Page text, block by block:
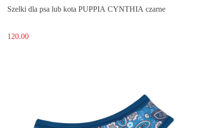
Szelki dla psa lub kota PUPPIA CYNTHIA czarne
120.00